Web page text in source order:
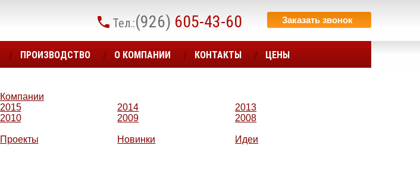
Заказать звонок
Тел.:(926) 605-43-60
ПРОИЗВОДСТВО О КОМПАНИИ КОНТАКТЫ ЦЕНЫ
Компании
2015 2014
2013
2010 2009
2008
Проекты Новинки Идеи